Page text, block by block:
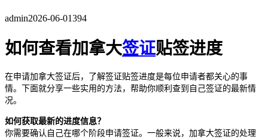
admin2026-06-01394
如何查看加拿大签证贴签进度
在申请加拿大签证后，了解签证贴签进度是每位申请者都关心的事
情。下面就分享一些实用的方法，帮助你顺利查到自己签证的最新情
况。
如何获取最新的进度信息？
你需要确认自己在哪个阶段申请签证。一般来说，加拿大签证的处理